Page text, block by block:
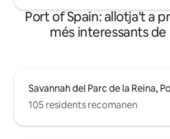
Port of Spain: allotja't a
més interessants
Savannah del Parc de la Reina,
105 residents recomanen